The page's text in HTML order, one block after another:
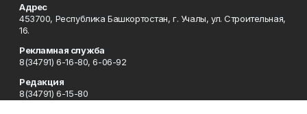
Адрес
453700, Республика Башкортостан, г. Учалы, ул. Строительная,
16.
Рекламная служба
8(34791) 6-16-80, 6-06-92
Редакция
8(34791) 6-15-80